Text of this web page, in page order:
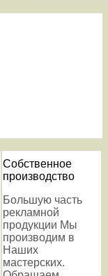
Собственное
производство
Большую часть
рекламной
продукции Мы
производим в
Наших
мастерских.